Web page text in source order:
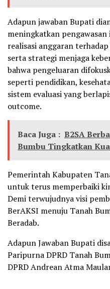
Adapun jawaban Bupati
meningkatkan
realisasi anggaran
serta strategi menjaga
bahwa pengeluaran
seperti pendidikan,
sistem evaluasi yang
outcome.
Baca Juga : B2SA
Bumbu Tingkatkan
Pemerintah Kabupaten
untuk terus memperbaiki
Demi terwujudnya visi
BerAKSI menuju Tanah
Beradab.
Adapun Jawaban Bupati
Paripurna DPRD Tanah
DPRD Andrean Atma